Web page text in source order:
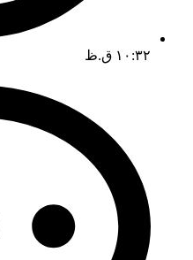
۱۰:۳۲ ق.ظ